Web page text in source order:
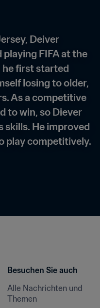
Deiver
playing FIFA at the
he first started
losing to older,
As a competitive
to win, so Diever
skills. He improved
play competitively.
Besuchen Sie auch
Alle Nachrichten und
Themen